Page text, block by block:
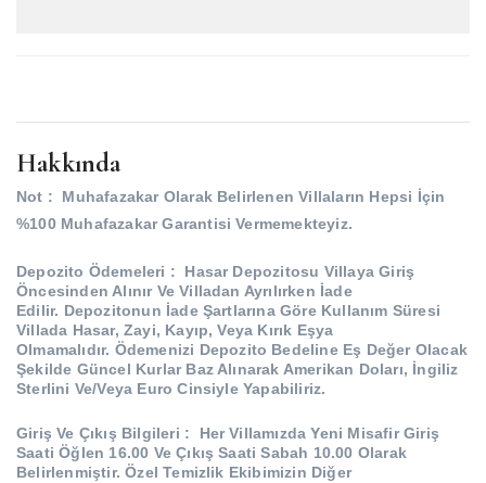
Hakkında
Not : Muhafazakar Olarak Belirlenen Villaların Hepsi İçin
%100 Muhafazakar Garantisi Vermemekteyiz.
Depozito Ödemeleri : Hasar Depozitosu Villaya Giriş
Öncesinden Alınır Ve Villadan Ayrılırken İade
Edilir. Depozitonun İade Şartlarına Göre Kullanım Süresi
Villada Hasar, Zayi, Kayıp, Veya Kırık Eşya
Olmamalıdır. Ödemenizi Depozito Bedeline Eş Değer Olacak
Şekilde Güncel Kurlar Baz Alınarak Amerikan Doları, İngiliz
Sterlini Ve/Veya Euro Cinsiyle Yapabiliriz.
Giriş Ve Çıkış Bilgileri : Her Villamızda Yeni Misafir Giriş
Saati Öğlen 16.00 Ve Çıkış Saati Sabah 10.00 Olarak
Belirlenmiştir.Özel Temizlik Ekibimizin Diğer